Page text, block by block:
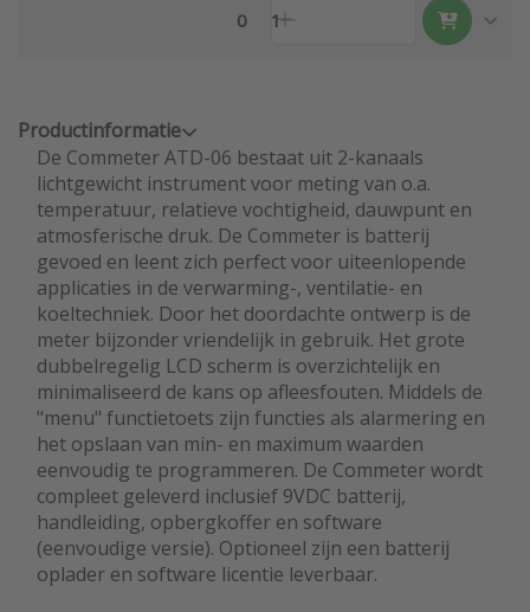
0 1
Productinformatie
De Commeter ATD-06 bestaat uit 2-kanaals
lichtgewicht instrument voor meting van o.a.
temperatuur, relatieve vochtigheid, dauwpunt en
atmosferische druk. De Commeter is batterij
gevoed en leent zich perfect voor uiteenlopende
applicaties in de verwarming-, ventilatie- en
koeltechniek. Door het doordachte ontwerp is de
meter bijzonder vriendelijk in gebruik. Het grote
dubbelregelig LCD scherm is overzichtelijk en
minimaliseerd de kans op afleesfouten. Middels de
"menu" functietoets zijn functies als alarmering en
het opslaan van min- en maximum waarden
eenvoudig te programmeren. De Commeter wordt
compleet geleverd inclusief 9VDC batterij,
handleiding, opbergkoffer en software
(eenvoudige versie). Optioneel zijn een batterij
oplader en software licentie leverbaar.